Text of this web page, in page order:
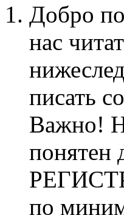
Добро
нас
писать
Важно!
понятен
по